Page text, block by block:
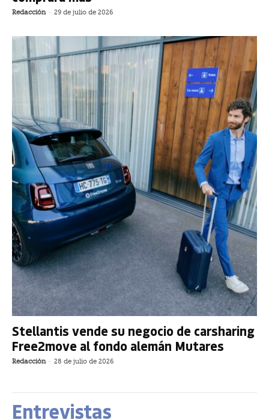
Redacción - 29 de julio de 2026
Stellantis vende su negocio de carsharing
Free2move al fondo alemán Mutares
Redacción - 28 de julio de 2026
Entrevistas